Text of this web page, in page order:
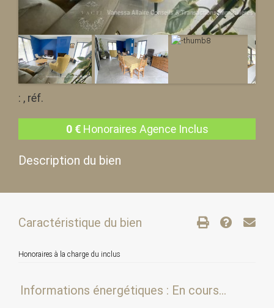
: , réf.
0€ Honoraires Agence Inclus
Description du bien
Caractéristique du bien
Honoraires à la charge du inclus
Informations énergétiques : En cours...